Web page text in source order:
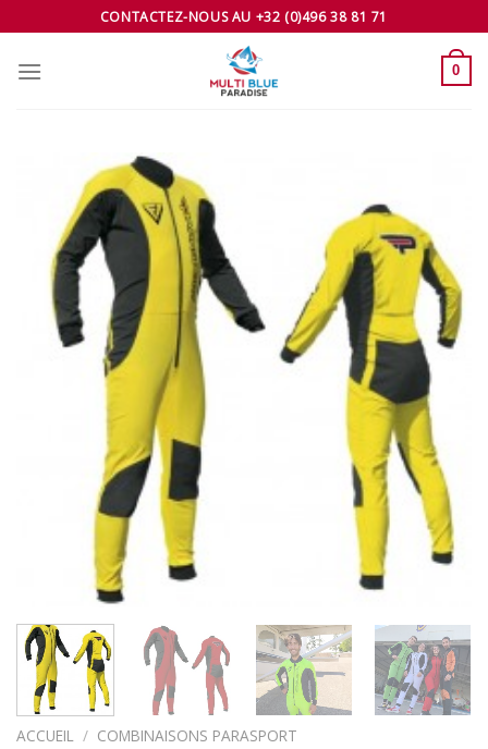
to
content
CONTACTEZ-NOUS AU +32 (0)496 38 81 71
0
ACCUEIL / COMBINAISONS PARASPORT